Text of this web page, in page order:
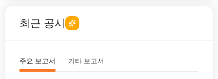
최근 공시
주요 보고서 기타 보고서